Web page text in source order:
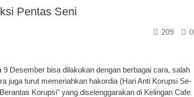
Pentas Seni
0
209
Desember bisa dilakukan dengan berbagai cara, salah
juga turut memeriahkan hakordia (Hari Anti Korupsi Se-
Korupsi" yang diselenggarakan di Kelingan Cafe